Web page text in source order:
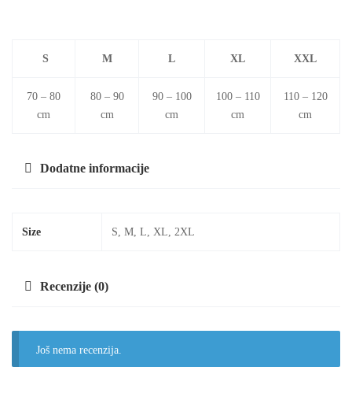
S M L XL XXL
70 – 80
cm
80 – 90
cm
90 – 100
cm
100 – 110
cm
110 – 120
cm
Dodatne informacije
Size S, M, L, XL, 2XL
Recenzije (0)
Još nema recenzija.